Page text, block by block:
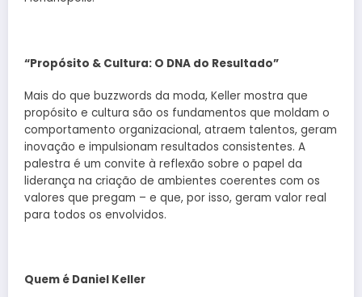
“Propósito & Cultura: O DNA do Resultado”
Mais do que buzzwords da moda, Keller mostra que
propósito e cultura são os fundamentos que moldam o
comportamento organizacional, atraem talentos, geram
inovação e impulsionam resultados consistentes. A
palestra é um convite à reflexão sobre o papel da
liderança na criação de ambientes coerentes com os
valores que pregam – e que, por isso, geram valor real
para todos os envolvidos.
Quem é Daniel Keller